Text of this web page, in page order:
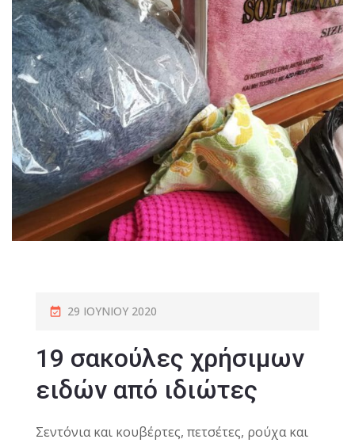
29 ΙΟΥΝΊΟΥ 2020
19 σακούλες χρήσιμων
ειδών από ιδιώτες
Σεντόνια και κουβέρτες, πετσέτες, ρούχα και